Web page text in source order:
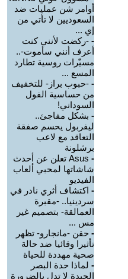
أوامر شن عمليات ضد
السعوديين لا تأتي من
إي ...
- -ركضت لأنني كنت
أعرف أنني سأموت-..
مسيّرات روسية تطارد
المسع ...
- -حبوب براز- للتخفيف
من حساسية الفول
السوداني!
- بشكل مفاجئ..
ليفربول يحسم صفقة
التعاقد مع لاعب
برشلونة
-
Asus تعلن عن أحدث
شاشاتها لمحبي ألعاب
الفيديو
- اكتشاف أثري نادر في
سردينيا.. -مقبرة
العمالقة- بتصميم غير
مس ...
- حقن -مانجارو- تظهر
تأثيرا وقائيا ضد حالة
صحية مهددة للحياة
- لماذا حدة البصر
الجيدة لا تدل بالضرورة